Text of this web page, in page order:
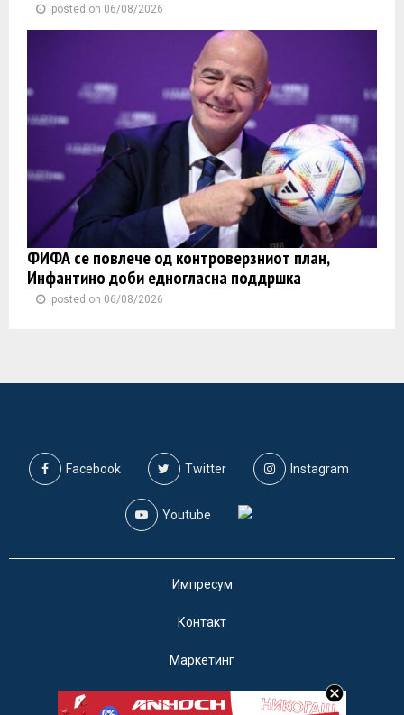
posted on 06/08/2026
ФИФА се повлече од контроверзниот план,
Инфантино доби едногласна поддршка
posted on 06/08/2026
Facebook Twitter Instagram
Youtube
Импресум
Контакт
Маркетинг
Услови за користење